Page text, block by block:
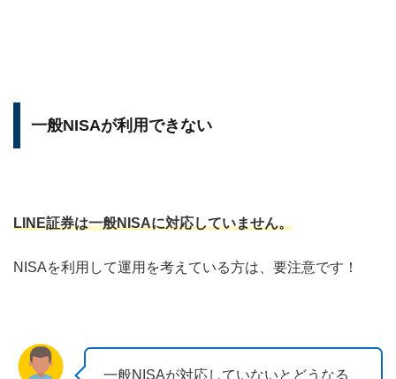
一般NISAが利用できない
LINE証券は一般NISAに対応していません。
NISAを利用して運用を考えている方は、要注意です！
一般NISAが対応していないとどうなる